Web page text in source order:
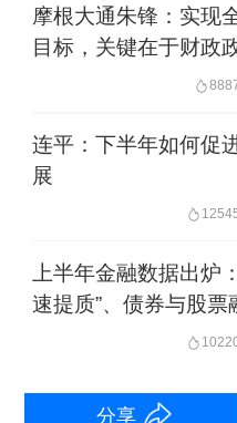
邹澜表示，下一
币政策工具的总
构性货币政策工
点、合理适度、
持金融“五篇大文
技创新、提振消
对促进经济结构
动能转换的效能。
方面 加力支持重
摩根大通朱锋：实现
目标，关键在于财政
连平：下半年如何促
展
上半年金融数据出炉
速提质”、债券与股票
分享